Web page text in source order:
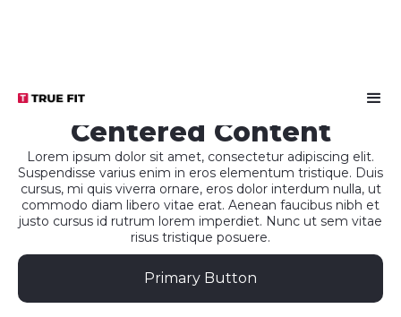
Centered Content
Lorem ipsum dolor sit amet, consectetur adipiscing elit.
Suspendisse varius enim in eros elementum tristique. Duis
cursus, mi quis viverra ornare, eros dolor interdum nulla, ut
commodo diam libero vitae erat. Aenean faucibus nibh et
justo cursus id rutrum lorem imperdiet. Nunc ut sem vitae
risus tristique posuere.
Primary Button